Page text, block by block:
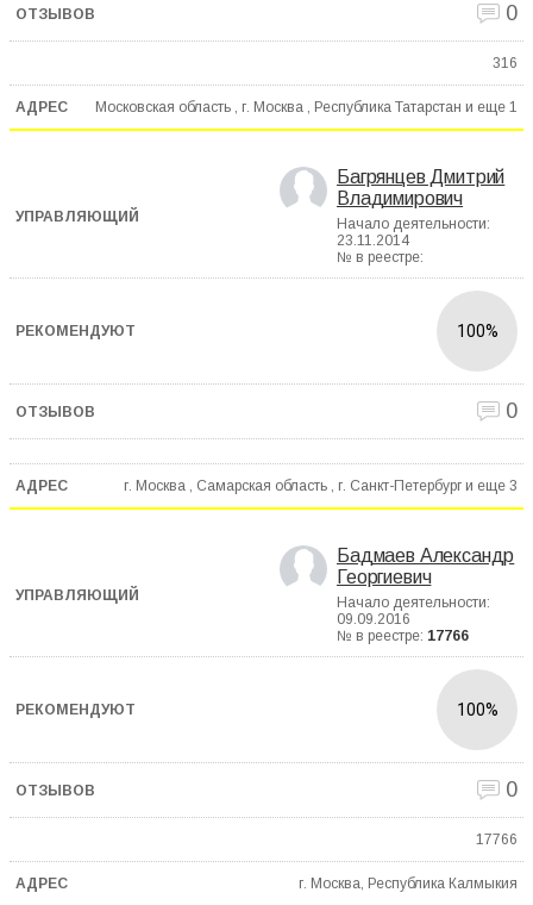
0
316
Московская область , г. Москва , Республика Татарстан и еще 1
Багрянцев Дмитрий
Владимирович
Начало деятельности:
23.11.2014
№ в реестре:
100%
0
г. Москва , Самарская область , г. Санкт-Петербург и еще 3
Бадмаев Александр
Георгиевич
Начало деятельности:
09.09.2016
№ в реестре: 17766
100%
0
17766
г. Москва, Республика Калмыкия